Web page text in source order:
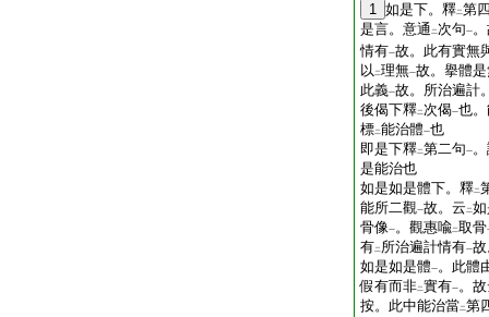
1 如是下。釋二第
是言。意通 二次句一
情有一故。此有實無
以 二理無一故。擧體
此義一故。所治遍計
後偈下釋二次偈一也
標二能治體一也
即是下釋二第二句一
是能治也
如是如是體下。釋二
能所二觀一故。云 二
骨像一。觀惠喩二取骨
有二 所治遍計情有一
如是如是體一。此體
假有而非二實有一。
按。此中能治當二第